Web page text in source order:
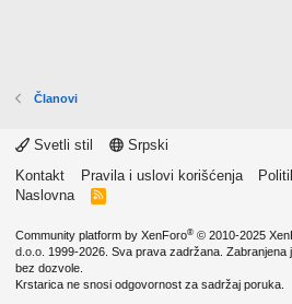
Članovi
Svetli stil
Srpski
Kontakt
Pravila i uslovi korišćenja
Naslovna
R
Community platform by XenForo® © 2010-2025
d.o.o. 1999-2026. Sva prava zadržana. Zabranjena
bez dozvole.
Krstarica ne snosi odgovornost za sadržaj poruka.